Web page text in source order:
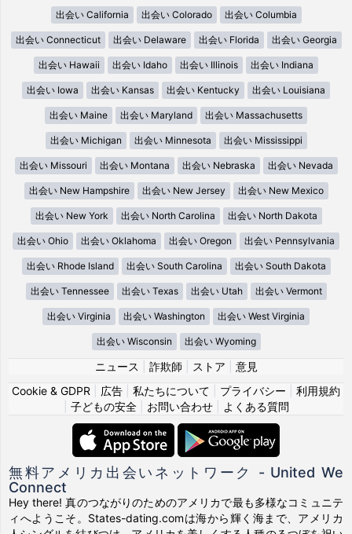
出会い California 出会い Colorado 出会い Columbia
出会い Connecticut 出会い Delaware 出会い Florida 出会い Georgia
出会い Hawaii 出会い Idaho 出会い Illinois 出会い Indiana
出会い Iowa 出会い Kansas 出会い Kentucky 出会い Louisiana
出会い Maine 出会い Maryland 出会い Massachusetts
出会い Michigan 出会い Minnesota 出会い Mississippi
出会い Missouri 出会い Montana 出会い Nebraska 出会い Nevada
出会い New Hampshire 出会い New Jersey 出会い New Mexico
出会い New York 出会い North Carolina 出会い North Dakota
出会い Ohio 出会い Oklahoma 出会い Oregon 出会い Pennsylvania
出会い Rhode Island 出会い South Carolina 出会い South Dakota
出会い Tennessee 出会い Texas 出会い Utah 出会い Vermont
出会い Virginia 出会い Washington 出会い West Virginia
出会い Wisconsin 出会い Wyoming
ニュース 詐欺師 ストア
意見
Cookie & GDPR
広告 私たちについて プライバシー
利用規約
子どもの安全| お問い合わせ| よくある質問
無料アメリカ出会いネットワーク - United We
Connect
Hey there! 真のつながりのためのアメリカで最も多様なコミュニテ
ィへようこそ。States-dating.comは海から輝く海まで、アメリカ